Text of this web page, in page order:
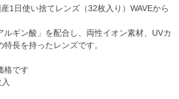
1日使い捨てレンズ（32枚入り）WAVEから
ルギン酸」を配合し、両性イオン素材、UVカ
長を持ったレンズです。
格です